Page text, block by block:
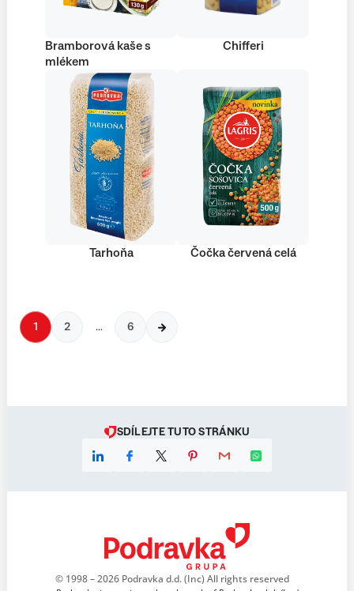
Bramborová kaše s
mlékem
Chifferi
Tarhoňa Čočka červená celá
1 2 … 6
SDÍLEJTE TUTO STRÁNKU
© 1998 – 2026 Podravka d.d. (Inc) All rights reserved